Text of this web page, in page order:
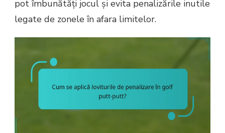
pot îmbunătăți jocul și evita penalizările inutile
legate de zonele în afara limitelor.